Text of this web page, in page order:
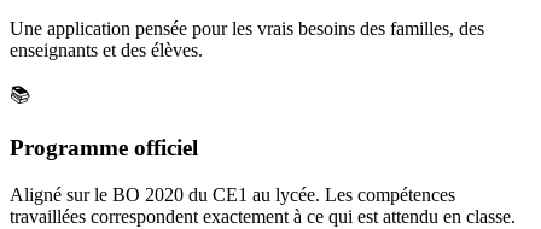
Une application pensée pour les vrais besoins des familles, des
enseignants et des élèves.
📚
Programme officiel
Aligné sur le BO 2020 du CE1 au lycée. Les compétences
travaillées correspondent exactement à ce qui est attendu en classe.